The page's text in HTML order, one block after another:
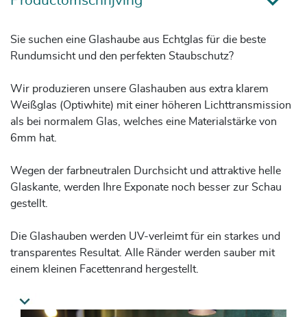
Sie suchen eine Glashaube aus Echtglas für die beste
Rundumsicht und den perfekten Staubschutz?
Wir produzieren unsere Glashauben aus extra klarem
Weißglas (Optiwhite) mit einer höheren Lichttransmission
als bei normalem Glas, welches eine Materialstärke von
6mm hat.
Wegen der farbneutralen Durchsicht und attraktive helle
Glaskante, werden Ihre Exponate noch besser zur Schau
gestellt.
Die Glashauben werden UV-verleimt für ein starkes und
transparentes Resultat. Alle Ränder werden sauber mit
einem kleinen Facettenrand hergestellt.
Auf unserer Website können Sie eine Schutzhaube aus 6